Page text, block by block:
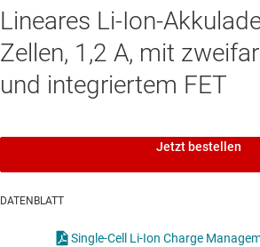
Lineares Li-Ion-
Zellen, 1,2 A, mit
und integriertem FET
Jetzt bestellen
DATENBLATT
Single-Cell Li-Ion Charge